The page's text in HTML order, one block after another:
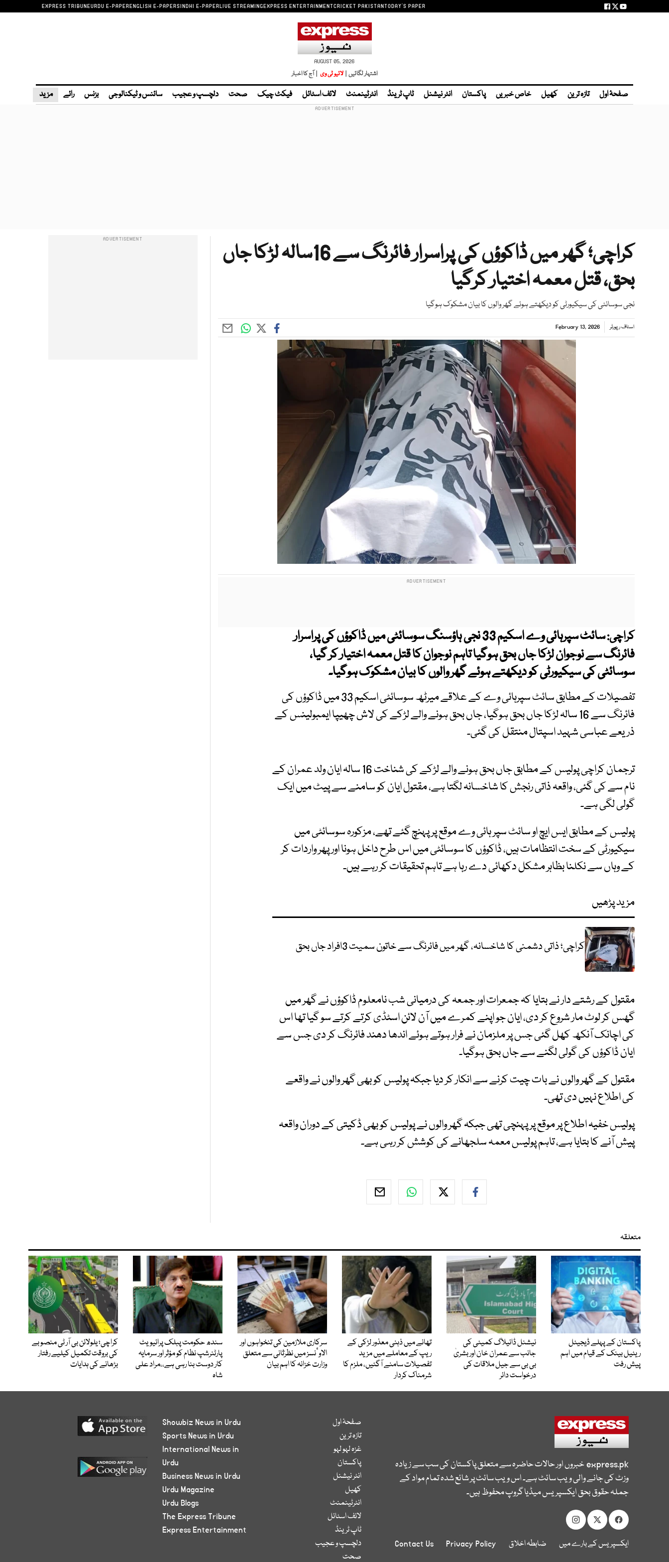
EXPRESS TRIBUNEURDU E-PAPERENGLISH E-PAPERSINDHI E-PAPERLIVE STREAMINGEXPRESS ENTERTAINMENTCRICKET PAKISTANTODAY'S PAPER
AUGUST 05, 2026
اشتہار لگائیں | لائیو ٹی وی | آج کا اخبار
صفحۂ اول تازہ ترین کھیل خاص خبریں پاکستان انٹر نیشنل ٹاپ ٹرینڈ انٹرٹینمنٹ لائف اسٹائل فیکٹ چیک صحت دلچسپ و عجیب سائنس و ٹیکنالوجی بزنس رائے مزید
کراچی؛ گھر میں ڈاکوؤں کی پراسرار فائرنگ سے 16سالہ لڑکا جاں
بحق، قتل معمہ اختیار کرگیا
نجی سوسائٹی کی سیکیورٹی کو دیکھتے ہوئے گھر والوں کا بیان مشکوک ہوگیا
اسٹاف رپورٹر February 13, 2026
کراچی:
سائٹ سپرہائی وے اسکیم 33 نجی ہاؤسنگ سوسائٹی میں ڈاکوؤں کی پراسرار
فائرنگ سے نوجوان لڑکا جاں بحق ہوگیا تاہم نوجوان کا قتل معمہ اختیار کر گیا،
سوسائٹی کی سیکیورٹی کو دیکھتے ہوئے گھر والوں کا بیان مشکوک ہوگیا۔
تفصیلات کے مطابق سائٹ سپرہائی وے کے علاقے میرٹھ سوسائٹی اسکیم 33 میں ڈاکوؤں کی
فائرنگ سے 16 سالہ لڑکا جاں بحق ہوگیا، جاں بحق ہونے والے لڑکے کی لاش چھیپا ایمبولینس کے
ذریعے عباسی شہید اسپتال منتقل کی گئی۔
ترجمان کراچی پولیس کے مطابق جاں بحق ہونے والے لڑکے کی شناخت 16 سالہ ایان ولد عمران کے
نام سے کی گئی، واقعہ ذاتی رنجش کا شاخسانہ لگتا ہے، مقتول ایان کو سامنے سے پیٹ میں ایک
گولی لگی ہے۔
پولیس کے مطابق ایس ایچ او سائٹ سپر ہائی وے موقع پر پہنچ گئے تھے، مزکورہ سوسائٹی میں
سیکیورٹی کے سخت انتظامات ہیں، ڈاکوؤں کا سوسائٹی میں اس طرح داخل ہونا اور پھر واردات کر
کے وہاں سے نکلنا بظاہر مشکل دکھائی دے رہا ہے تاہم تحقیقات کر رہے ہیں۔
مزید پڑھیں
کراچی؛ ذاتی دشمنی کا شاخسانہ، گھر میں فائرنگ سے خاتون سمیت 3افراد جاں بحق
مقتول کے رشتے دار نے بتایا کہ جمعرات اور جمعہ کی درمیانی شب نامعلوم ڈاکوؤں نے گھر میں
گھس کر لوٹ مار شروع کر دی، ایان جو اپنے کمرے میں آن لائن اسٹڈی کرتے کرتے سو گیا تھا اس
کی اچانک آنکھ کھل گئی جس پر ملزمان نے فرار ہوتے ہوئے اندھا دھند فائرنگ کر دی جس سے
ایان ڈاکوؤں کی گولی لگنے سے جاں بحق ہوگیا۔
مقتول کے گھر والوں نے بات چیت کرنے سے انکار کر دیا جبکہ پولیس کو بھی گھر والوں نے واقعے
کی اطلاع نہیں دی تھی۔
پولیس خفیہ اطلاع پر موقع پر پہنچی تھی جبکہ گھر والوں نے پولیس کو بھی ڈکیتی کے دوران واقعہ
پیش آنے کا بتایا ہے، تاہم پولیس معمہ سلجھانے کی کوشش کر رہی ہے۔
متعلقہ
پاکستان کے پہلے ڈیجیٹل
ریٹیل بینک کے قیام میں اہم
پیش رفت
نیشنل ڈائیلاگ کمیٹی کی
جانب سے عمران خان اور بشریٰ
بی بی سے جیل ملاقات کی
درخواست دائر
تھانے میں ذہنی معذور لڑکی کے
ریپ کے معاملے میں مزید
تفصیلات سامنے آگئیں، ملزم کا
شرمناک کردار
سرکاری ملازمین کی تنخواہوں اور
الاوٴنسز میں نظرثانی سے متعلق
وزارت خزانہ کا اہم بیان
سندھ حکومت پبلک پرائیویٹ
پارٹنرشپ نظام کو مؤثر اور سرمایہ
کار دوست بنا رہی ہے،،مراد علی
شاہ
کراچی؛ یلولائن بی آر ٹی منصوبے
کی بروقت تکمیل کیلیے رفتار
بڑھانے کی ہدایات
express.pkخبروں اور حالات حاضرہ سے متعلق پاکستان کی سب سے زیادہ
وزٹ کی جانے والی ویب سائٹ ہے۔ اس ویب سائٹ پر شائع شدہ تمام مواد کے
جملہ حقوق بحق ایکسپریس میڈیا گروپ محفوظ ہیں۔
ایکسپریس کے بارے میں ضابطہ اخلاق Privacy Policy
Contact Us
صفحۂ اول
تازہ ترین
غزہ لہو لہو
پاکستان
انٹر نیشنل
کھیل
انٹرٹینمنٹ
لائف اسٹائل
ٹاپ ٹرینڈ
دلچسپ و عجیب
صحت
Showbiz News in Urdu
Sports News in Urdu
International News in
Urdu
Business News in Urdu
Urdu Magazine
Urdu Blogs
The Express Tribune
Express Entertainment